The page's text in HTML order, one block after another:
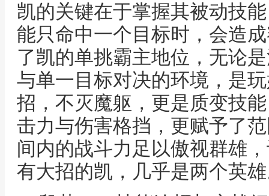
凯的关键在于掌握其被动技
能只命中一个目标时，会造
了凯的单挑霸主地位，无论
与单一目标对决的环境，是
招，不灭魔躯，更是质变技
击力与伤害格挡，更赋予了
间内的战斗力足以傲视群雄
有大招的凯，几乎是两个英